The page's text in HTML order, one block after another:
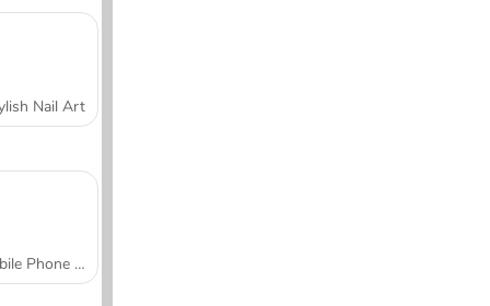
Nail Art
Mobile Phone Case Design & DIY